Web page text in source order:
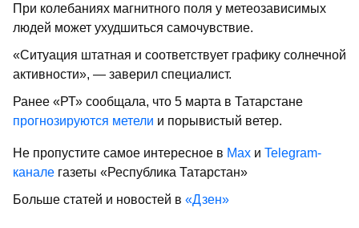
При колебаниях магнитного поля у метеозависимых
людей может ухудшиться самочувствие.
«Ситуация штатная и соответствует графику солнечной
активности», — заверил специалист.
Ранее «РТ» сообщала, что 5 марта в Татарстане
прогнозируются метели и порывистый ветер.
Не пропустите самое интересное в Max и Telegram-
канале газеты «Республика Татарстан»
Больше статей и новостей в «Дзен»